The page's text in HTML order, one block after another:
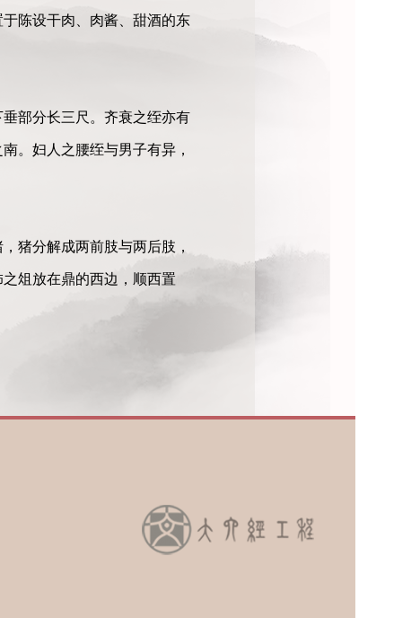
陈设干肉、肉酱、甜酒的东
部分长三尺。齐衰之绖亦有
。妇人之腰绖与男子有异，
猪分解成两前肢与两后肢，
俎放在鼎的西边，顺西置